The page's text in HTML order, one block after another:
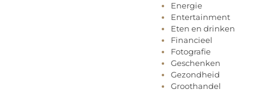
Energie
Entertainment
Eten en drinken
Financieel
Fotografie
Geschenken
Gezondheid
Groothandel